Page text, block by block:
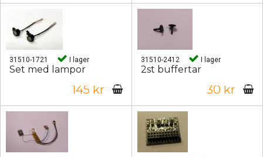
31510-1721 I lager
Set med lampor
145 kr
31510-2412 I lager
2st buffertar
30 kr